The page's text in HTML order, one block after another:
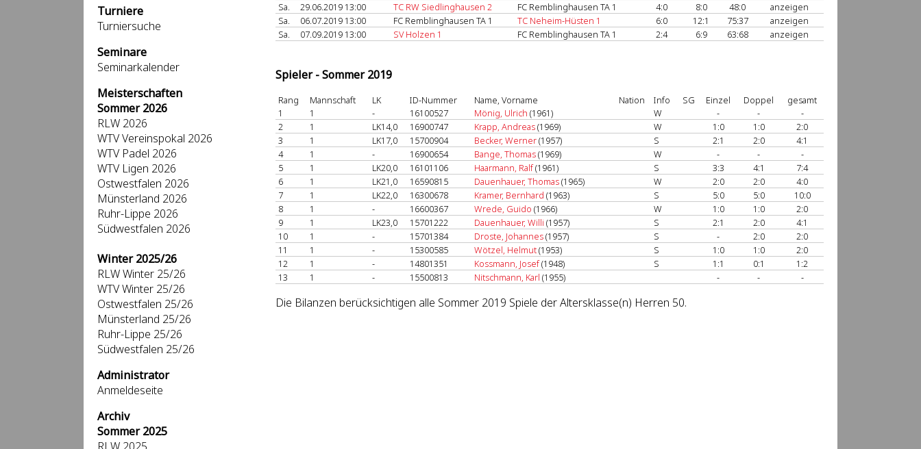
Turniere
Turniersuche
Seminare
Seminarkalender
Meisterschaften
Sommer 2026
RLW 2026
WTV Vereinspokal 2026
WTV Padel 2026
WTV Ligen 2026
Ostwestfalen 2026
Münsterland 2026
Ruhr-Lippe 2026
Südwestfalen 2026
Winter 2025/26
RLW Winter 25/26
WTV Winter 25/26
Ostwestfalen 25/26
Münsterland 25/26
Ruhr-Lippe 25/26
Südwestfalen 25/26
Administrator
Anmeldeseite
Archiv
Sommer 2025
Sa.
29.06.2019 13:00 TC RW Siedlinghausen 2 FC Remblinghausen TA 1 4:0 8:0 48:0
anzeigen
Sa.
06.07.2019 13:00 FC Remblinghausen TA 1 TC Neheim-Hüsten 1 6:0 12:1 75:37
anzeigen
Sa.
07.09.2019 13:00 SV Holzen 1 FC Remblinghausen TA 1 2:4 6:9 63:68 anzeigen
Spieler - Sommer 2019
Rang Mannschaft LK ID-Nummer Name, Vorname Nation Info SG Einzel Doppel
gesamt
1
1 - 16100527 Mönig, Ulrich (1961) W - -
-
2
1 LK14,0 16900747 Krapp, Andreas(1969) W 1:0 1:0
2:0
3
1 LK17,0 15700904 Becker, Werner(1957) S 2:1 2:0
4:1
4
1 - 16900654 Bange, Thomas(1969) W - -
-
5
1 LK20,0 16101106 Haarmann, Ralf(1961) S 3:3 4:1
7:4
6
1 LK21,0 16590815 Dauenhauer, Thomas(1965) W 2:0 2:0
4:0
7
1 LK22,0 16300678 Kramer, Bernhard (1963) S 5:0 5:0
10:0
8
1 - 16600367 Wrede, Guido (1966) W 1:0 1:0
2:0
9
1 LK23,0 15701222 Dauenhauer, Willi (1957) S 2:1 2:0
4:1
10
1 - 15701384 Droste, Johannes(1957) S - 2:0
2:0
11
1 - 15300585 Wötzel, Helmut(1953) S 1:0 1:0
2:0
12
1 - 14801351 Kossmann, Josef(1948) S 1:1 0:1
1:2
13
1 - 15500813 Nitschmann, Karl (1955) - - -
Die Bilanzen berücksichtigen alle Sommer 2019 Spiele der Altersklasse(n) Herren 50.